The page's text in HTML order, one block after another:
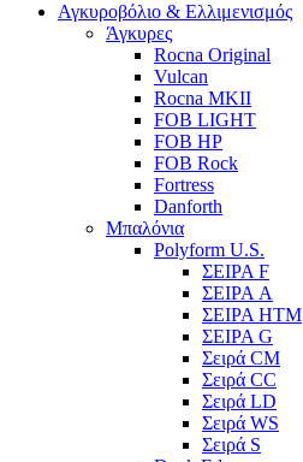
Αγκυροβόλιο & Ελλιμενισμός
Άγκυρες
Rocna Original
Vulcan
Rocna MKII
FOB LIGHT
FOB HP
FOB Rock
Fortress
Danforth
Μπαλόνια
Polyform U.S.
ΣΕΙΡΑ F
ΣΕΙΡΑ A
ΣΕΙΡΑ HTM
ΣΕΙΡΑ G
Σειρά CM
Σειρά CC
Σειρά LD
Σειρά WS
Σειρά S